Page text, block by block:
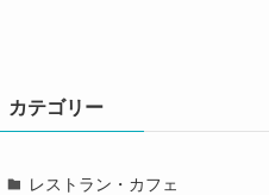
カテゴリー
レストラン・カフェ